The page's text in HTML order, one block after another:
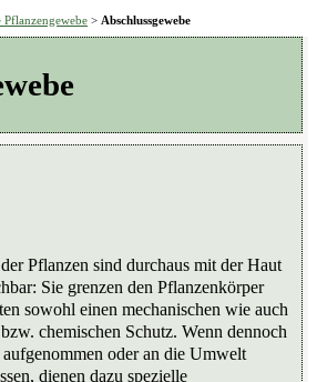
Pflanzengewebe > Abschlussgewebe
Pflanzen sind durchaus mit der Haut
Sie grenzen den Pflanzenkörper
sowohl einen mechanischen wie auch
chemischen Schutz. Wenn dennoch
oder an die Umwelt
dienen dazu spezielle